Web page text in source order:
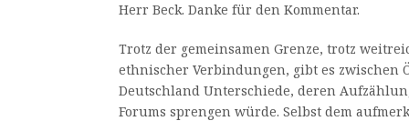
Herr Beck. Danke für den Kommentar.
Trotz der gemeinsamen Grenze, trotz
ethnischer Verbindungen, gibt es zwischen
Deutschland Unterschiede, deren
Forums sprengen würde. Selbst dem